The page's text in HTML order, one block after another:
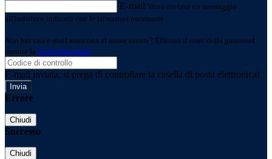
E-mail Verrà inviato un messaggio
all'indirizzo indicato con le istruzioni necessarie.
Non hai una e-mail associata al nome utente? Effettua il reset della password
tramite la Login Spaggiari
E-mail inviata, si prega di controllare la casella di posta elettronica!
Errore
Chiudi
Successo
Chiudi